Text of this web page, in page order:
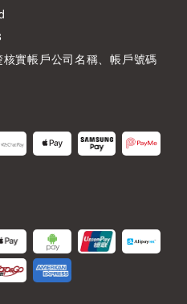
實帳戶公司名稱、帳戶號碼